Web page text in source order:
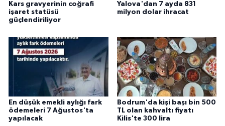
Kars gravyerinin coğrafi
işaret statüsü
güçlendiriliyor
Yalova'dan 7 ayda 831
milyon dolar ihracat
En düşük emekli aylığı fark
ödemeleri 7 Ağustos'ta
yapılacak
Bodrum'da kişi başı bin 500
TL olan kahvaltı fiyatı
Kilis'te 300 lira